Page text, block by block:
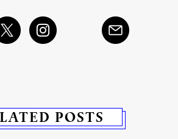
POSTS